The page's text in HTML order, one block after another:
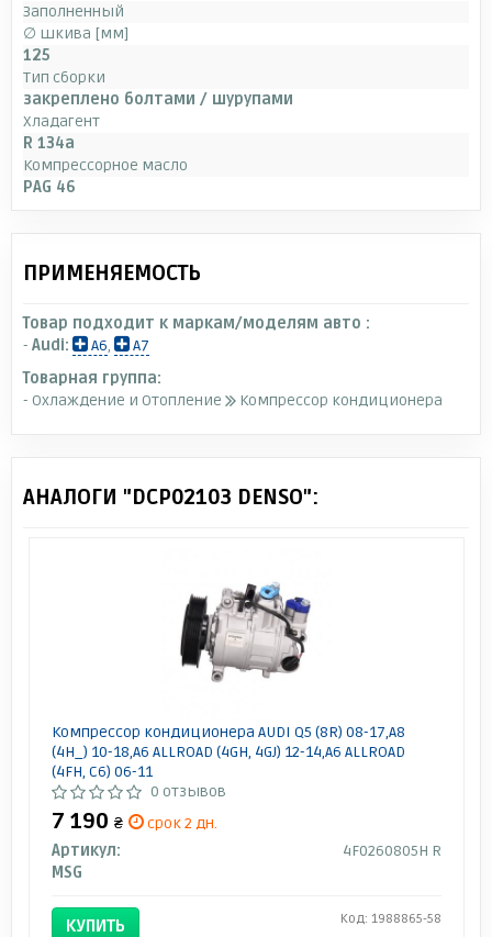
Заполненный
∅ шкива [мм]
125
Тип сборки
закреплено болтами / шурупами
Хладагент
R 134a
Компрессорное масло
PAG 46
ПРИМЕНЯЕМОСТЬ
Товар подходит к маркам/моделям авто :
- Audi: A6,
A7
Товарная группа:
- Охлаждение и Отопление
Компрессор кондиционера
АНАЛОГИ "DCP02103 DENSO":
Компрессор кондиционера AUDI Q5 (8R) 08-17,A8
(4H_) 10-18,A6 ALLROAD (4GH, 4GJ) 12-14,A6 ALLROAD
(4FH, C6) 06-11
0 отзывов
7 190 ₴
срок 2 дн.
Артикул:
4F0260805H R
MSG
КУПИТЬ Код: 1988865-58